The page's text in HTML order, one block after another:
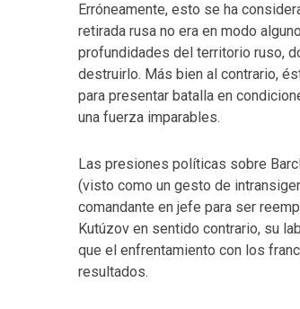
Erróneamente, esto se ha
retirada rusa no era en modo
profundidades del territorio ruso,
destruirlo. Más bien al contrario,
para presentar batalla en
una fuerza imparables.
Las presiones políticas sobre
(visto como un gesto de
comandante en jefe para ser
Kutúzov en sentido contrario, su
que el enfrentamiento con los
resultados.